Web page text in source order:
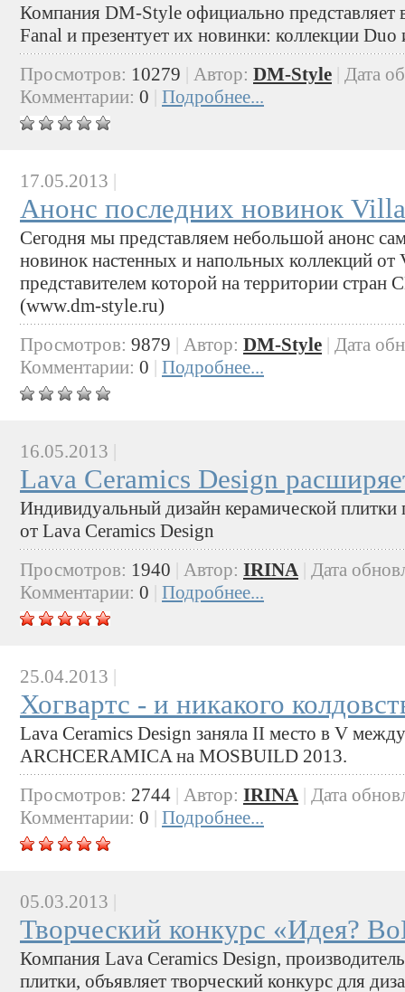
Компания DM-Style официально представляет
Fanal и презентует их новинки: коллекции
Просмотров: 10279 Автор: DM-Style
Дата
Комментарии: 0 Подробнее...
17.05.2013 |
Анонс последних новинок
Сегодня мы представляем небольшой анонс
новинок настенных и напольных коллекций
представителем которой на территории
(www.dm-style.ru)
Просмотров: 9879 | Автор: DM-Style | Дата
Комментарии: 0 | Подробнее...
16.05.2013
Lava Ceramics Design
Индивидуальный дизайн керамической
от Lava Ceramics Design
Просмотров: 1940 Автор: IRINA
Дата
Комментарии: 0 Подробнее...
25.04.2013 |
Хогвартс - и никакого
Lava Ceramics Design заняла II место в V
ARCHCERAMICA на MOSBUILD 2013.
Просмотров: 2744 | Автор: IRINA | Дата
Комментарии: 0 | Подробнее...
05.03.2013
Творческий конкурс «Идея?
Компания Lava Ceramics Design,
плитки, объявляет творческий конкурс для